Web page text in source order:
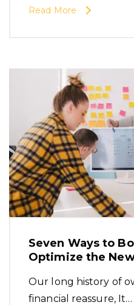
Read More
Seven Ways to
Optimize the
Our long history of
financial reassure, It…